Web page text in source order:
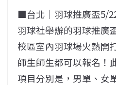
■台北｜羽球推廣盃5/
羽球社舉辦的羽球推廣
校區室內羽球場火熱開
師生師生都可以報名！
項目分別是，男單、女